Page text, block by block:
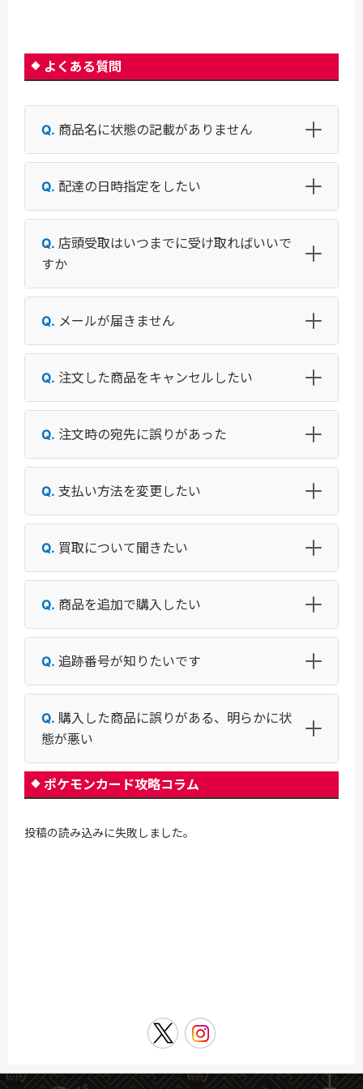
よくある質問
商品名に状態の記載がありません
配達の日時指定をしたい
店頭受取はいつまでに受け取ればいいで
すか
メールが届きません
注文した商品をキャンセルしたい
注文時の宛先に誤りがあった
支払い方法を変更したい
買取について聞きたい
商品を追加で購入したい
追跡番号が知りたいです
購入した商品に誤りがある、明らかに状
態が悪い
ポケモンカード攻略コラム
投稿の読み込みに失敗しました。